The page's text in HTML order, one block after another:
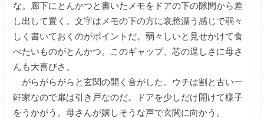
な。廊下にとんかつと書いたメモをドアの下の隙間から差
し出して置く。文字はメモの下の方に哀愁漂う感じで弱々
しく書いておくのがポイントだ。弱々しいと見せかけて食
べたいものがとんかつ。このギャップ、芯の逞しさに母さ
んも大喜びさ。
がらがらがらと玄関の開く音がした。ウチは割と古い一
軒家なので扉は引き戸なのだ。ドアを少しだけ開けて様子
をうかがう。母さんが嬉しそうな声で玄関に向かう。